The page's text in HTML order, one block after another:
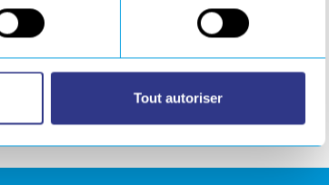
Tout autoriser